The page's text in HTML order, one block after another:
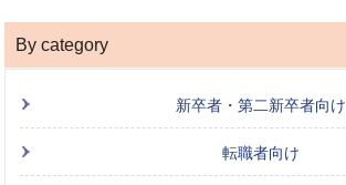
By category
新卒者・第二新卒者向け
転職者向け